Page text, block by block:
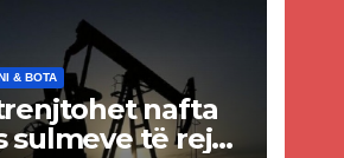
& BOTA
nafta
sulmeve të reja